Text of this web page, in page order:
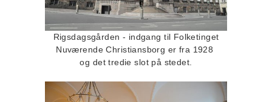
Rigsdagsgården - indgang til Folketinget
Nuværende Christiansborg er fra 1928
og det tredie slot på stedet.